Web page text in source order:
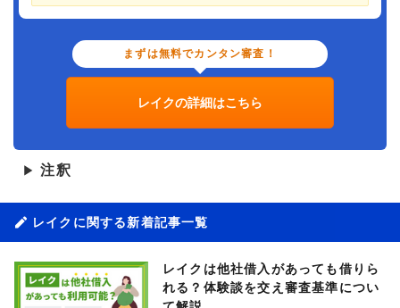
まずは無料でカンタン審査！
レイクの詳細はこちら
▶ 注釈
レイクに関する新着記事一覧
レイクは他社借入があっても借りら
れる？体験談を交え審査基準につい